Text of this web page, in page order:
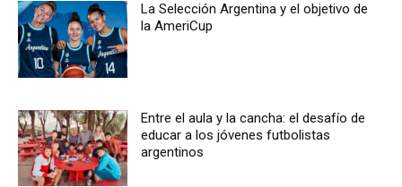
La Selección Argentina y el objetivo de
la AmeriCup
Entre el aula y la cancha: el desafío de
educar a los jóvenes futbolistas
argentinos